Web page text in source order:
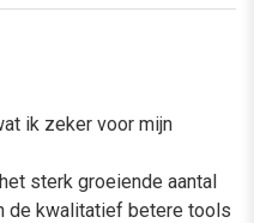
ik zeker voor mijn
sterk groeiende aantal
de kwalitatief betere tools